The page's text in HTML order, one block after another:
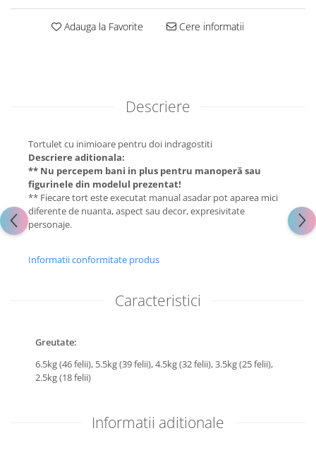
Adauga la Favorite Cere informatii
Descriere
Tortulet cu inimioare pentru doi indragostiti
Descriere aditionala:
** Nu percepem bani in plus pentru manoperă sau
figurinele din modelul prezentat!
** Fiecare tort este executat manual asadar pot aparea mici
diferente de nuanta, aspect sau decor, expresivitate
personaje.
Informatii conformitate produs
Caracteristici
Greutate:
6.5kg (46 felii), 5.5kg (39 felii),4.5kg (32 felii),3.5kg (25 felii),
2.5kg (18 felii)
Informatii aditionale